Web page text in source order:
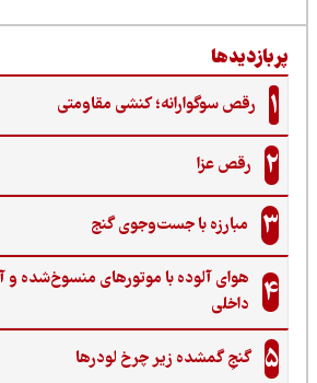
رقص سوگوارانه؛ کنشی مقاومتی
رقص عزا
مبارزه با جست‌وجوی گنج‌
هوای آلوده با موتورهای منسوخ‌شده و
داخلی
گنجِ گمشده زیر چرخ لودرها